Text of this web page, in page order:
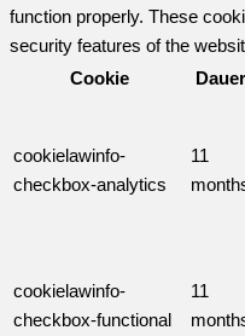
function properly. These
security features of the
Cookie
Dauer
cookielawinfo-
checkbox-analytics
11
cookielawinfo-
checkbox-functional
11